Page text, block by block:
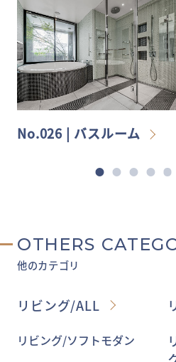
No.026 | バスルーム
OTHERS
他のカテゴリ
リビング/ALL
リビング/ソフトモダン